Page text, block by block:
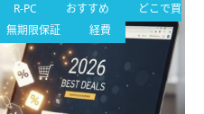
R-PC おすすめ
どこで買
無期限保証 経費